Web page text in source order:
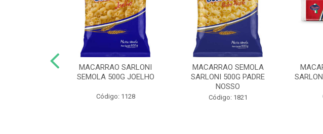
MACARRAO SARLONI
SEMOLA 500G JOELHO
Código: 1128
MACARRAO SEMOLA
SARLONI 500G PADRE
NOSSO
Código: 1821